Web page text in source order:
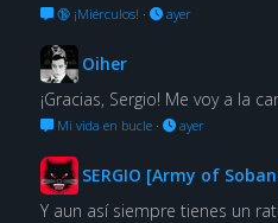
🔞 ¡Miérculos! · ayer
Oiher
¡Gracias, Sergio! Me voy a la
Mi vida en bucle· ayer
SERGIO [Army of
Y aun así siempre tienes un